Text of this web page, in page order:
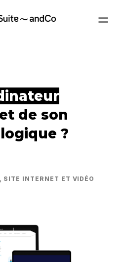
et de son
?
SITE INTERNET ET VIDÉO